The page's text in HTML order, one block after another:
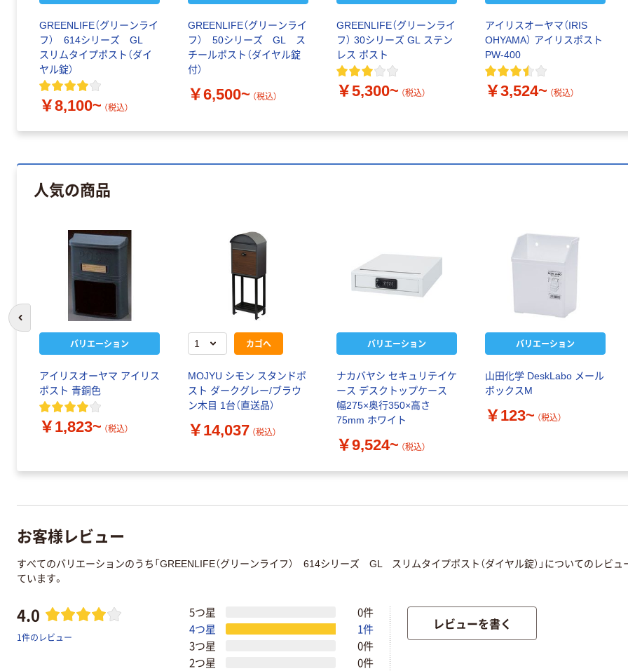
GREENLIFE（グリーンライ
フ） 614シリーズ GL
スリムタイプポスト（ダイ
ヤル錠）
￥8,100~ （税込）
GREENLIFE（グリーンライ
フ） 50シリーズ GL ス
チールポスト（ダイヤル錠
付）
￥6,500~ （税込）
GREENLIFE（グリーンライ
フ） 30シリーズ GL ステン
レス ポスト
￥5,300~ （税込）
アイリスオーヤマ（IRIS
OHYAMA） アイリスポスト
PW-400
￥3,524~ （税込）
人気の商品
バリエーション
アイリスオーヤマ アイリス
ポスト 青銅色
￥1,823~ （税込）
カゴへ
MOJYU シモン スタンドポ
スト ダークグレー/ブラウ
ン木目 1台（直送品）
￥14,037 （税込）
バリエーション
ナカバヤシ セキュリテイケ
ース デスクトップケース
幅275×奥行350×高さ
75mm ホワイト
￥9,524~ （税込）
バリエーション
山田化学 DeskLabo メール
ボックスM
￥123~ （税込）
前のスライドへ
お客様レビュー
すべてのバリエーションのうち「GREENLIFE（グリーンライフ） 614シリーズ GL スリムタイプポスト（ダイヤル錠）」についてのレビュ
ています。
4.0
1件のレビュー
5つ星
0件
4つ星
1件
3つ星
0件
2つ星
0件
レビューを書く